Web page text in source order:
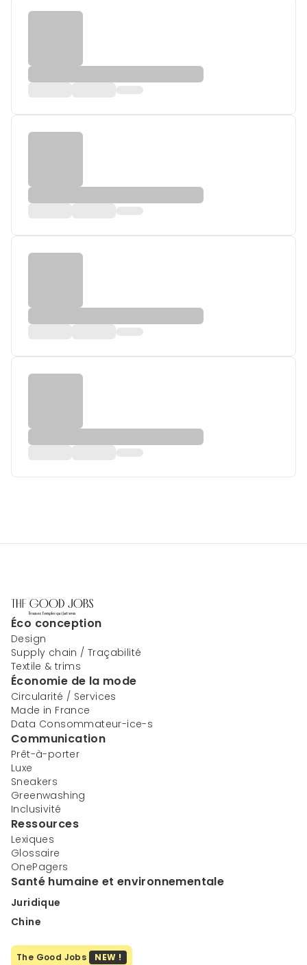
Éco conception
Design
Supply chain / Traçabilité
Textile & trims
Économie de la mode
Circularité / Services
Made in France
Data Consommateur-ice-s
Communication
Prêt-à-porter
Luxe
Sneakers
Greenwashing
Inclusivité
Ressources
Lexiques
Glossaire
OnePagers
Santé humaine et environnementale
Juridique
Chine
The Good Jobs NEW !